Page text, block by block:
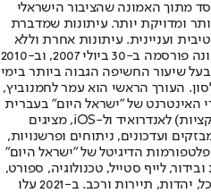
מתוך האמונה שהציבור הישראלי
ומדויקת יותר. עיתונות שמדברת
ועניינית. עיתונות אחרת וללא
תשלום. המהדורה המודפסת הראשונה פורסמה ב-30 ביולי 2007, וב-2010
שיעור החשיפה הגבוה ביותר בימי
העורך הראשי הוא עמר לחמנוביץ,
האינטרנט של "ישראל היום" בעברית
ובאנגלית, כמו כן היישומונים (אפליקציות) לאנדרואיד ול-iOS, מציגים
ועדכונים, ניתוחים ופרשנויות,
פלטפורמות הדיגיטל של "ישראל היום"
לייף סטייל, טכנולוגיה, ספורט,
כלכלה וצרכנות, בריאות, חיילים, אוכל, יהדות, תיירות ורכב. ב-2021 עלו